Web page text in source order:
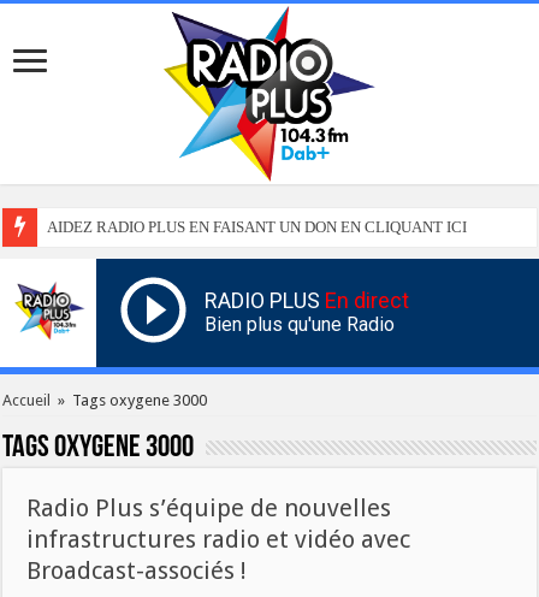
AIDEZ RADIO PLUS EN FAISANT UN DON EN CLIQUANT ICI
RADIO PLUS En direct
Bien plus qu'une Radio
Accueil » Tags oxygene 3000
Tagsoxygene 3000
Radio Plus s’équipe de nouvelles
infrastructures radio et vidéo avec
Broadcast-associés !